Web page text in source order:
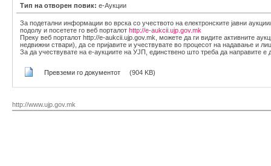
Тип на отворен повик: е-Аукции
За подетални информации во врска со учеството на електронските јавни
подолу и посетете го веб порталот http://e-aukcii.ujp.gov.mk
Преку веб порталот http://e-aukcii.ujp.gov.mk, можете да ги видите активните
недвижни ствари), да се пријавите и учествувате во процесот на надавање и
За да учествувате на е-аукциите на УЈП, единствено што треба да направите
Превземи го документот (904 KB)
http://www.ujp.gov.mk